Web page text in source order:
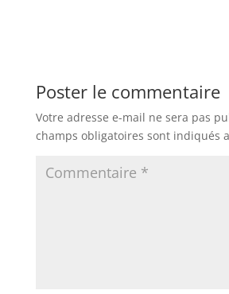
Poster le commentaire
Votre adresse e-mail ne sera pas
champs obligatoires sont indiqués